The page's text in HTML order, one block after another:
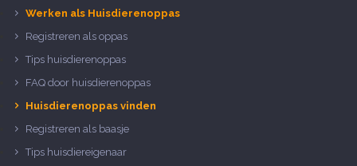
Werken als Huisdierenoppas
Registreren als oppas
Tips huisdierenoppas
FAQ door huisdierenoppas
Huisdierenoppas vinden
Registreren als baasje
Tips huisdiereigenaar